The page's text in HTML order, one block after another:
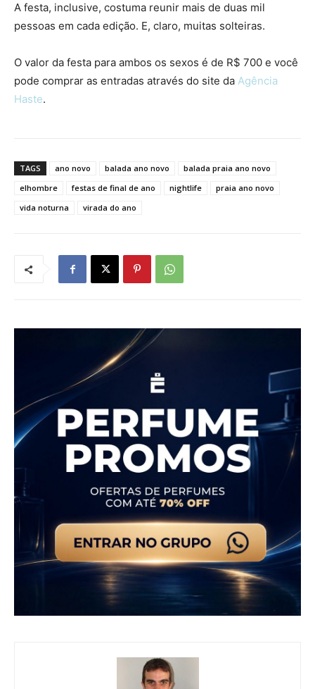
A festa, inclusive, costuma reunir mais de duas mil
pessoas em cada edição. E, claro, muitas solteiras.
O valor da festa para ambos os sexos é de R$ 700 e você
pode comprar as entradas através do site da Agência
Haste.
TAGS ano novo balada ano novo
balada praia ano novo
elhombre
festas de final de ano nightlife
praia ano novo
vida noturna
virada do ano